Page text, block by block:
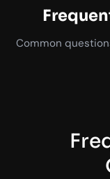
Common